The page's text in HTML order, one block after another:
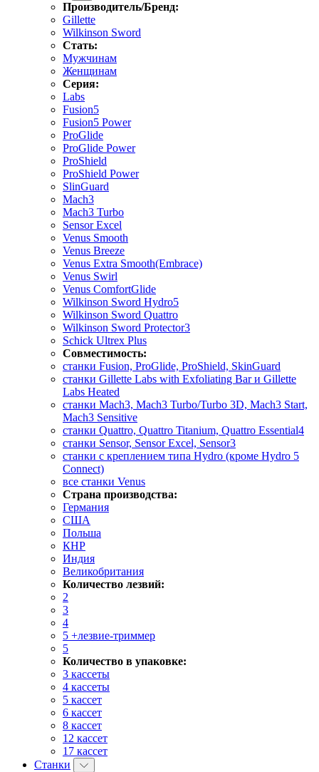
Производитель/Бренд:
Gillette
Wilkinson Sword
Стать:
Мужчинам
Женщинам
Серия:
Labs
Fusion5
Fusion5 Power
ProGlide
ProGlide Power
ProShield
ProShield Power
SlinGuard
Mach3
Mach3 Turbo
Sensor Excel
Venus Smooth
Venus Breeze
Venus Extra Smooth(Embrace)
Venus Swirl
Venus ComfortGlide
Wilkinson Sword Hydro5
Wilkinson Sword Quattro
Wilkinson Sword Protector3
Schick Ultrex Plus
Совместимость:
станки Fusion, ProGlide, ProShield, SkinGuard
станки Gillette Labs with Exfoliating Bar и Gillette
Labs Heated
станки Mach3, Mach3 Turbo/Turbo 3D, Mach3 Start,
Mach3 Sensitive
станки Quattro, Quattro Titanium, Quattro Essential4
станки Sensor, Sensor Excel, Sensor3
станки с креплением типа Hydro (кроме Hydro 5
Connect)
все станки Venus
Страна производства:
Германия
США
Польша
КНР
Индия
Великобритания
Количество лезвий:
2
3
4
5 +лезвие-триммер
5
Количество в упаковке:
3 кассеты
4 кассеты
5 кассет
6 кассет
8 кассет
12 кассет
17 кассет
Станки